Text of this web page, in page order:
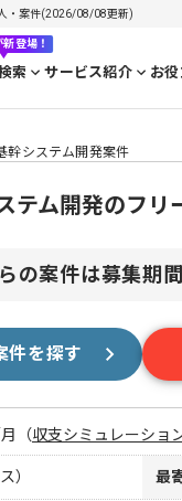
・案件(2026/08/08更新)
登場！
索 サービス紹介 お
幹システム開発案件
テム開発のフ
の案件は募集期
件を探す
（収支シミュレーショ
） 最